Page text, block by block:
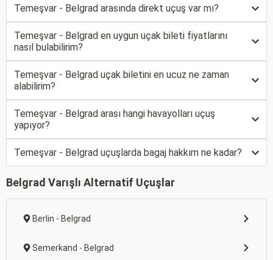
Temeşvar - Belgrad arasında direkt uçuş var mı?
Temeşvar - Belgrad en uygun uçak bileti fiyatlarını
nasıl bulabilirim?
Temeşvar - Belgrad uçak biletini en ucuz ne zaman
alabilirim?
Temeşvar - Belgrad arası hangi havayolları uçuş
yapıyor?
Temeşvar - Belgrad uçuşlarda bagaj hakkım ne kadar?
Belgrad Varışlı Alternatif Uçuşlar
Berlin - Belgrad
Semerkand - Belgrad